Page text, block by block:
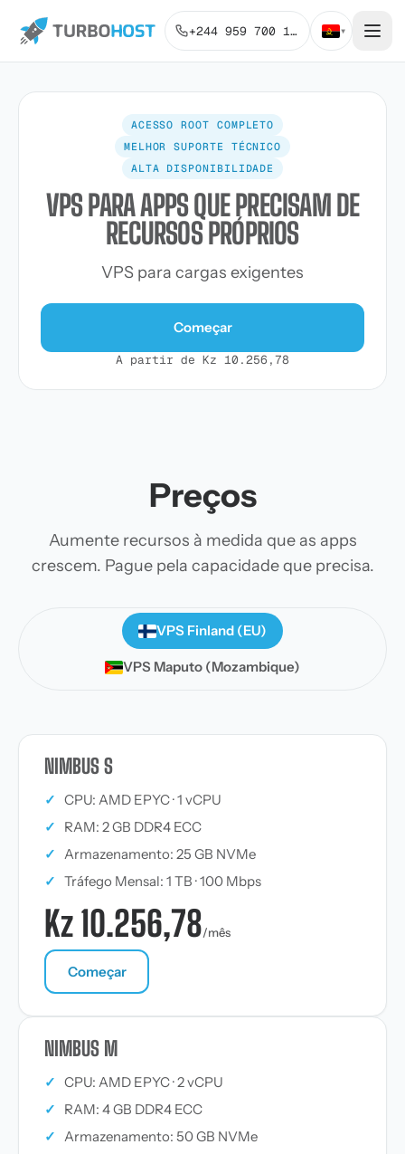
+244 959 700 131 ▾
ACESSO ROOT COMPLETO
MELHOR SUPORTE TÉCNICO
ALTA DISPONIBILIDADE
VPS PARA APPS QUE PRECISAM DE
RECURSOS PRÓPRIOS
VPS para cargas exigentes
Começar
A partir de Kz 10.256,78
Preços
Aumente recursos à medida que as apps
crescem. Pague pela capacidade que precisa.
VPS Finland (EU)
VPS Maputo (Mozambique)
NIMBUS S
✓ CPU: AMD EPYC · 1 vCPU
✓
RAM: 2 GB DDR4 ECC
✓ Armazenamento: 25 GB NVMe
✓ Tráfego Mensal: 1 TB · 100 Mbps
Kz 10.256,78/mês
Começar
NIMBUS M
✓ CPU: AMD EPYC · 2 vCPU
✓
RAM: 4 GB DDR4 ECC
✓ Armazenamento: 50 GB NVMe